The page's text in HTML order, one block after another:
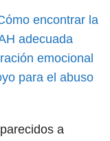
encontrar la
adecuada
emocional
para el abuso
a